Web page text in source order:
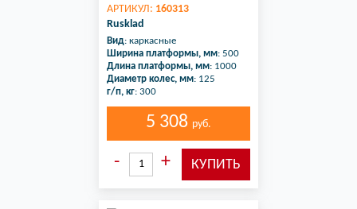
АРТИКУЛ: 160313
Rusklad
Вид: каркасные
Ширина платформы, мм: 500
Длина платформы, мм: 1000
Диаметр колес, мм: 125
г/п, кг: 300
5 308 руб.